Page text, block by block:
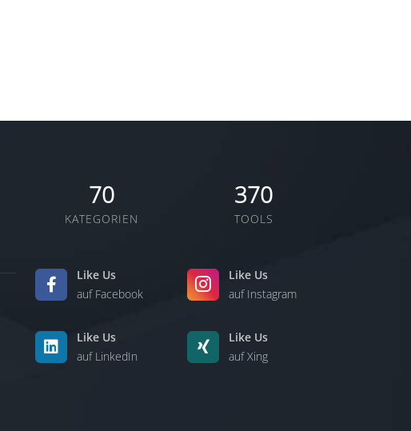
70
KATEGORIEN
370
TOOLS
Like Us
auf Facebook
Like Us
auf Instagram
Like Us
auf LinkedIn
Like Us
auf Xing